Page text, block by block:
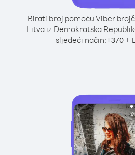
Birati broj pomoću Viber
Litva iz Demokratska
sljedeći način:+370+